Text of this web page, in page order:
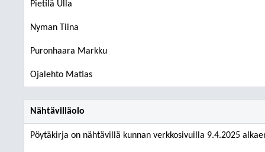
Pietilä Ulla
Nyman Tiina
Puronhaara Markku
Ojalehto Matias
Nähtävilläolo
Pöytäkirja on nähtävillä kunnan verkkosivuilla 9.4.2025